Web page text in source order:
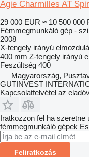
Agie Charmilles AT
29 000 EUR ≈ 10 500 000
Fémmegmunkáló gép -
2008
X-tengely irányú
400 mm Z-tengely irányú
Feszültség 400
Magyarország,
GUTINVEST
Kapcsolatfelvétel az
Iratkozzon fel ha szeretne
fémmegmunkáló gépek
Feliratkozás